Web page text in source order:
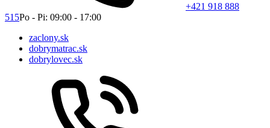
+421 918 888
515Po - Pi: 09:00 - 17:00
zaclony.sk
dobrymatrac.sk
dobrylovec.sk